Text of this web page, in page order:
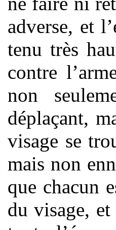
adverse, et
tenu très
contre
non
déplaçant,
visage se
mais non
que chacun
du visage, et